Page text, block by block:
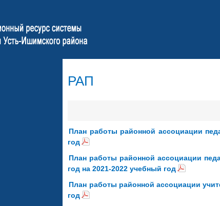
РАП
План работы районной ассоциации
год
План работы районной ассоциации
год на 2021-2022 учебный год
План работы районной ассоциации
год